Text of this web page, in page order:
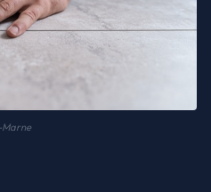
Marne